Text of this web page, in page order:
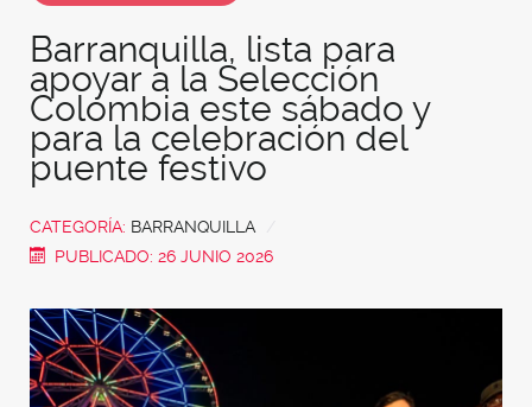
Barranquilla, lista para
apoyar a la Selección
Colombia este sábado y
para la celebración del
puente festivo
CATEGORÍA: BARRANQUILLA
PUBLICADO: 26 JUNIO 2026